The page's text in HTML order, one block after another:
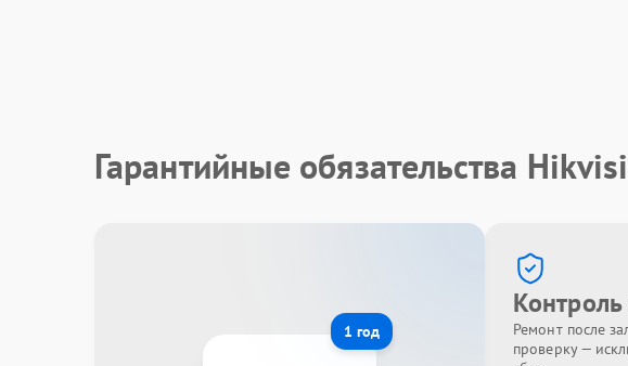
Гарантийные обязательства
1 год
Контроль
Ремонт после
проверку —